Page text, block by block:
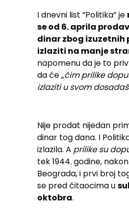
I dnevni list “Politika” je
se od 6. aprila
dinar zbog izuzetnih
izlaziti na manje
napomenu da je to
da će „čim prilike
izlaziti u svom
Nije prodat nijedan
dinar tog dana. I
izlazila. A prilike su
tek 1944. godine,
Beograda, i prvi broj
se pred čitaocima u
oktobra.